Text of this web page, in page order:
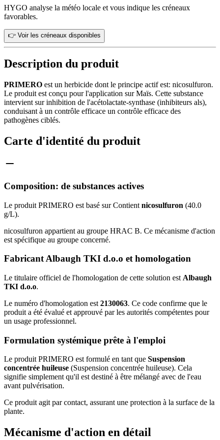
HYGO analyse la météo locale et vous indique les créneaux
favorables.
👉 Voir les créneaux disponibles
Description du produit
PRIMERO est un herbicide dont le principe actif est: nicosulfuron.
Le produit est conçu pour l'application sur Maïs. Cette substance
intervient sur inhibition de l'acétolactate-synthase (inhibiteurs als),
conduisant à un contrôle efficace un contrôle efficace des
pathogènes ciblés.
Carte d'identité du produit
Composition: de substances actives
Le produit PRIMERO est basé sur Contient nicosulfuron (40.0
g/L).
nicosulfuron appartient au groupe HRAC B. Ce mécanisme d'action
est spécifique au groupe concerné.
Fabricant Albaugh TKI d.o.o et homologation
Le titulaire officiel de l'homologation de cette solution est Albaugh
TKI d.o.o.
Le numéro d'homologation est 2130063. Ce code confirme que le
produit a été évalué et approuvé par les autorités compétentes pour
un usage professionnel.
Formulation systémique prête à l'emploi
Le produit PRIMERO est formulé en tant que Suspension
concentrée huileuse (Suspension concentrée huileuse). Cela
signifie simplement qu'il est destiné à être mélangé avec de l'eau
avant pulvérisation.
Ce produit agit par contact, assurant une protection à la surface de la
plante.
Mécanisme d'action en détail